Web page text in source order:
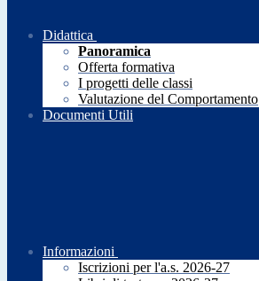
Didattica
Panoramica
Offerta formativa
I progetti delle classi
Valutazione del Comportamento
Documenti Utili
Informazioni
Iscrizioni per l'a.s. 2026-27